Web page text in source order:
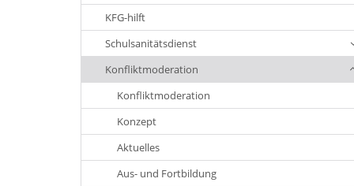
KFG-hilft
Schulsanitätsdienst
Konfliktmoderation
Konfliktmoderation
Konzept
Aktuelles
Aus- und Fortbildung